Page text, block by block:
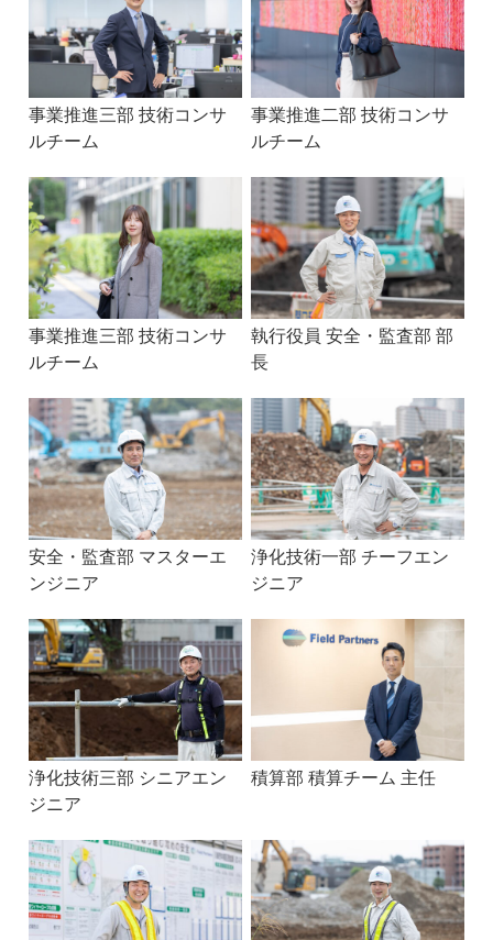
事業推進三部 技術コンサ
ルチーム
事業推進二部 技術コンサ
ルチーム
事業推進三部 技術コンサ
ルチーム
執行役員 安全・監査部 部
長
安全・監査部 マスターエ
ンジニア
浄化技術一部 チーフエン
ジニア
浄化技術三部 シニアエン
ジニア
積算部 積算チーム 主任